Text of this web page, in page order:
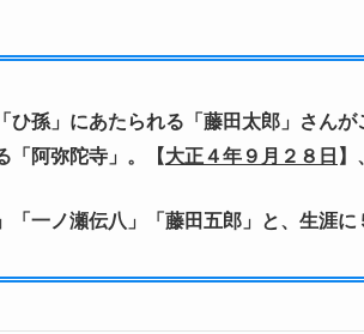
孫」にあたられる「藤田太郎」さんが
「阿弥陀寺」。【大正４年９月２８日 】
一ノ瀬伝八」「藤田五郎」と、生涯に